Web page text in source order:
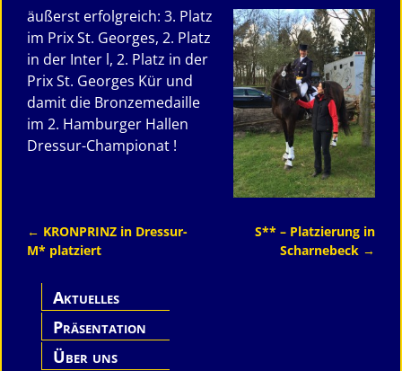
äußerst erfolgreich: 3. Platz
im Prix St. Georges, 2. Platz
in der Inter l, 2. Platz in der
Prix St. Georges Kür und
damit die Bronzemedaille
im 2. Hamburger Hallen
Dressur-Championat !
Artikelnavigation
← KRONPRINZ in Dressur-
M* platziert
S** – Platzierung in
Scharnebeck →
Aktuelles
Präsentation
Hof Lührs
Über uns